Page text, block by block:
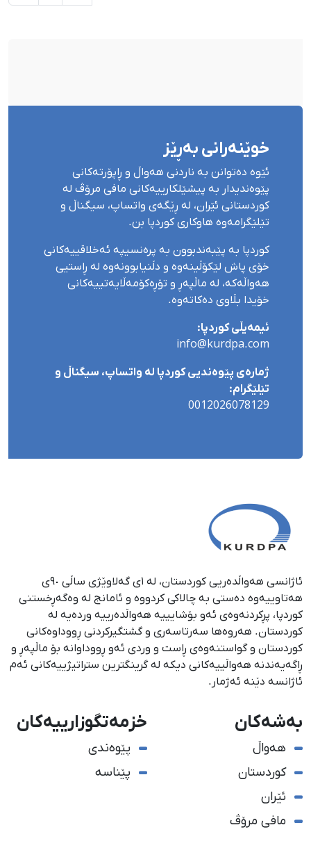
خوێنەرانی بەڕێز
ئێوە دەتوانن بە ناردنی هەواڵ و ڕاپۆرتەکانی
پێوەندیدار بە پیشێلکارییەکانی مافی مرۆڤ لە
کوردستانی ئێران، لە ڕێگەی واتساپ، سیگناڵ و
تێلێگرامەوە هاوکاری کوردپا بن.
کوردپا بە پێبەندبوون بە پرەنسیپە ئەخلاقییەکانی
خۆی پاش لێکۆڵینەوە و دڵنیابوونەوە لە ڕاستیی
هەواڵەکە، لە ماڵپەڕ و تۆڕەکۆمەڵایەتییەکانی
خۆیدا بڵاوی دەکاتەوە.
ئیمەیڵی کوردپا:
info@kurdpa.com
ژمارەی پێوەندیی کوردپا لە واتساپ، سیگناڵ و
تێلێگرام:
0012026078129
ئاژانسی هەواڵدەریی کوردستان، لە ١ی گەلاوێژی ساڵی ٩٠ی
هەتاوییەوە دەستی بە چالاکی کردووە و ئامانج لە وەگەڕخستنی
كوردپا، پڕكردنەوەی ئەو بۆشایییە هەواڵدەرییە وردەیە لە
كوردستان. هەروەها سەرتاسەری و گشتگیركردنی ڕووداوەكانی
كوردستان و گواستنەوەی ڕاست و وردی ئەو ڕووداوانە بۆ ماڵپەڕ و
ڕاگەیەندنە هەواڵییەكانی دیكە لە گرینگترین ستراتیژییەكانی ئەم
ئاژانسە دێنە ئەژمار.
بەشەکان
هەواڵ
کوردستان
ئێران
مافی مرۆڤ
خزمەتگوزارییەکان
پێوەندی
پێناسە